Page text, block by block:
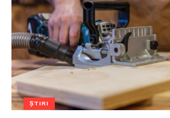
ȘTIRI